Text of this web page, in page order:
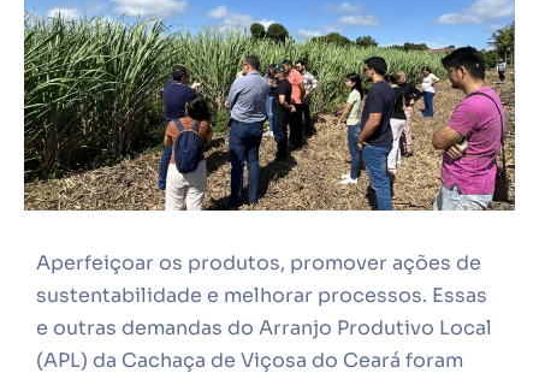
Aperfeiçoar os produtos, promover ações de
sustentabilidade e melhorar processos. Essas
e outras demandas do Arranjo Produtivo Local
(APL) da Cachaça de Viçosa do Ceará foram